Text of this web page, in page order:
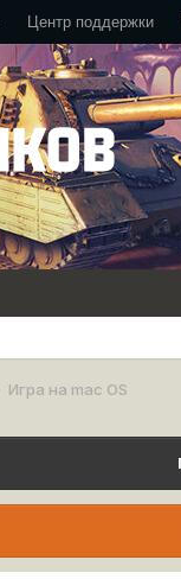
Центр поддержки
Игра на mac OS